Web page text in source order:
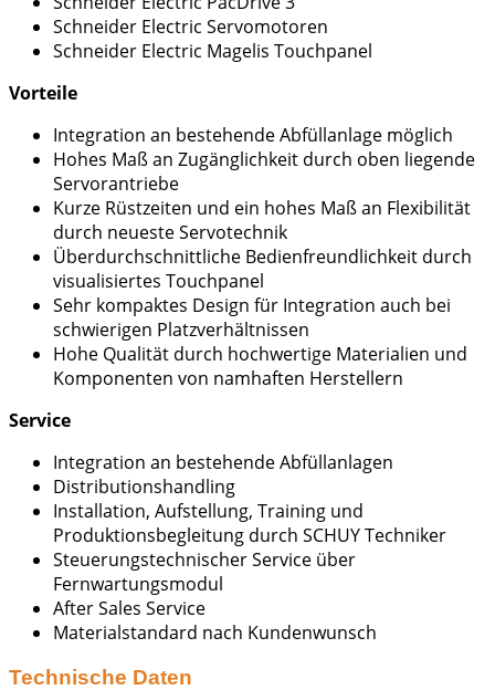
Schneider Electric Servomotoren
Schneider Electric Magelis Touchpanel
Vorteile
Integration an bestehende Abfüllanlage möglich
Hohes Maß an Zugänglichkeit durch oben liegende
Servorantriebe
Kurze Rüstzeiten und ein hohes Maß an Flexibilität
durch neueste Servotechnik
Überdurchschnittliche Bedienfreundlichkeit durch
visualisiertes Touchpanel
Sehr kompaktes Design für Integration auch bei
schwierigen Platzverhältnissen
Hohe Qualität durch hochwertige Materialien und
Komponenten von namhaften Herstellern
Service
Integration an bestehende Abfüllanlagen
Distributionshandling
Installation, Aufstellung, Training und
Produktionsbegleitung durch SCHUY Techniker
Steuerungstechnischer Service über
Fernwartungsmodul
After Sales Service
Materialstandard nach Kundenwunsch
Technische Daten